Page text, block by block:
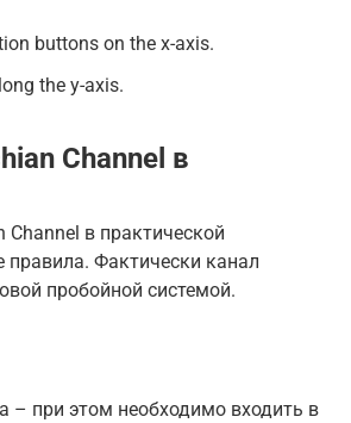
buttons on the x-axis.
the y-axis.
Channel в
в практической
правила. Фактически канал
пробойной системой.
– при этом необходимо входить в